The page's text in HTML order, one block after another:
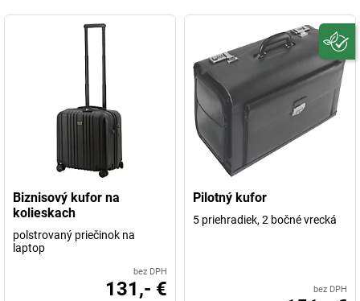
Biznisový kufor na
kolieskach
polstrovaný priečinok na
laptop
bez DPH
131,- €
Pilotný kufor
5 priehradiek, 2 bočné vrecká
bez DPH